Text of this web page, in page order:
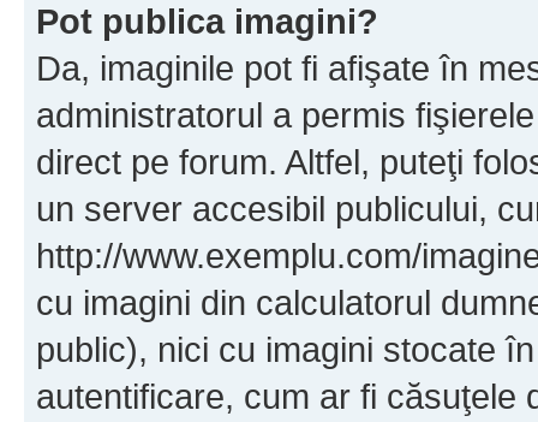
Pot publica imagini?
Da, imaginile pot fi afişate în
administratorul a permis
direct pe forum. Altfel, puteţi
un server accesibil publicului,
http://www.exemplu.com/
cu imagini din calculatorul
public), nici cu imagini stocate
autentificare, cum ar fi căsuţele